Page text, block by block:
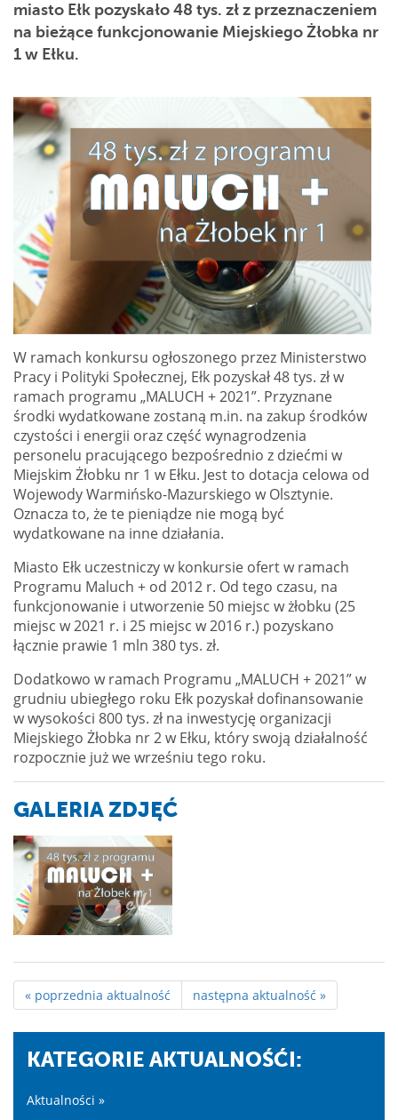
miasto Ełk pozyskało 48 tys. zł z przeznaczeniem
na bieżące funkcjonowanie Miejskiego Żłobka nr
1 w Ełku.
W ramach konkursu ogłoszonego przez Ministerstwo
Pracy i Polityki Społecznej, Ełk pozyskał 48 tys. zł w
ramach programu „MALUCH + 2021”. Przyznane
środki wydatkowane zostaną m.in. na zakup środków
czystości i energii oraz część wynagrodzenia
personelu pracującego bezpośrednio z dziećmi w
Miejskim Żłobku nr 1 w Ełku. Jest to dotacja celowa od
Wojewody Warmińsko-Mazurskiego w Olsztynie.
Oznacza to, że te pieniądze nie mogą być
wydatkowane na inne działania.
Miasto Ełk uczestniczy w konkursie ofert w ramach
Programu Maluch + od 2012 r. Od tego czasu, na
funkcjonowanie i utworzenie 50 miejsc w żłobku (25
miejsc w 2021 r. i 25 miejsc w 2016 r.) pozyskano
łącznie prawie 1 mln 380 tys. zł.
Dodatkowo w ramach Programu „MALUCH + 2021” w
grudniu ubiegłego roku Ełk pozyskał dofinansowanie
w wysokości 800 tys. zł na inwestycję organizacji
Miejskiego Żłobka nr 2 w Ełku, który swoją działalność
rozpocznie już we wrześniu tego roku.
GALERIA ZDJĘĆ
« poprzednia aktualność następna aktualność »
KATEGORIE AKTUALNOŚĆI:
Aktualności »